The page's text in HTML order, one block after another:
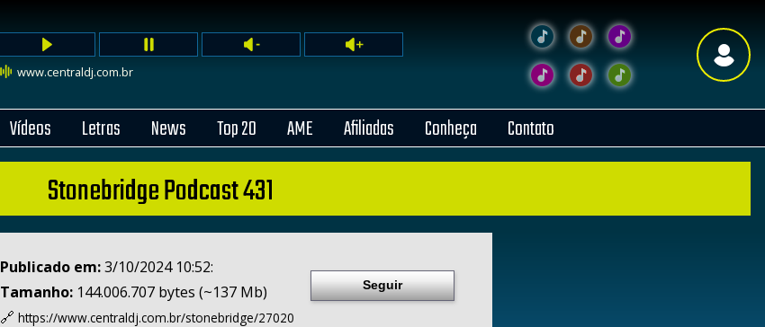
www.centraldj.com.br
Vídeos Letras News Top 20 AME Afiliadas Conheça Contato
Stonebridge Podcast 431
Publicado em: 3/10/2024 10:52:
Tamanho:144.006.707 bytes (~137 Mb)
🔗 https://www.centraldj.com.br/stonebridge/27020
Seguir